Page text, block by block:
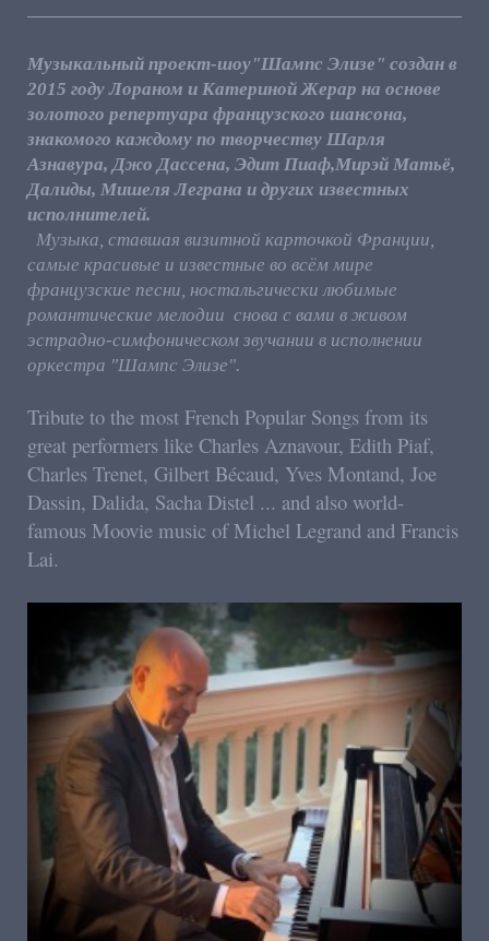
Музыкальный проект-шоу"Шампс Элизе" создан в
2015 году Лораном и Катериной Жерар на основе
золотого репертуара французского шансона,
знакомого каждому по творчеству Шарля
Азнавура, Джо Дассена, Эдит Пиаф,Мирэй Матьё,
Далиды, Мишеля Леграна и других известных
исполнителей.
Музыка, ставшая визитной карточкой Франции,
самые красивые и известные во всём мире
французские песни, ностальгически любимые
романтические мелодии снова с вами в живом
эстрадно-симфоническом звучании в исполнении
оркестра "Шампс Элизе".
Tribute to the most French Popular Songs from its
great performers like Charles Aznavour, Edith Piaf,
Charles Trenet, Gilbert Bécaud, Yves Montand, Joe
Dassin, Dalida, Sacha Distel ... and also world-
famous Moovie music of Michel Legrand and Francis
Lai.